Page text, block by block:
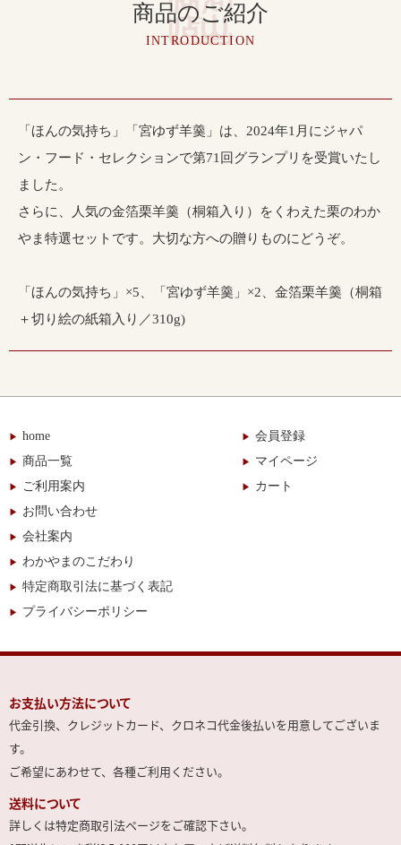
商品のご紹介
INTRODUCTION
「ほんの気持ち」「宮ゆず羊羹」は、2024年1月にジャパ
ン・フード・セレクションで第71回グランプリを受賞いたし
ました。
さらに、人気の金箔栗羊羹（桐箱入り）をくわえた栗のわか
やま特選セットです。大切な方への贈りものにどうぞ。
「ほんの気持ち」×5、「宮ゆず羊羹」×2、金箔栗羊羹（桐箱
＋切り絵の紙箱入り／310g)
home
商品一覧
ご利用案内
お問い合わせ
会社案内
わかやまのこだわり
特定商取引法に基づく表記
プライバシーポリシー
会員登録
マイページ
カート
お支払い方法について
代金引換、クレジットカード、クロネコ代金後払いを用意してございま
す。
ご希望にあわせて、各種ご利用ください。
送料について
詳しくは特定商取引法ページをご確認下さい。